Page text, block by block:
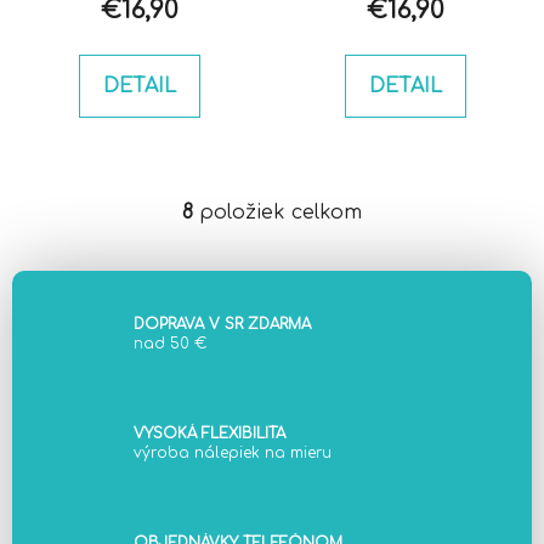
€16,90
DETAIL
€16,90
DETAIL
O
l
d
e
p
8 položiek celkom
DOPRAVA V SR ZDARMA
nad 50 €
VYSOKÁ FLEXIBILITA
výroba nálepiek na mieru